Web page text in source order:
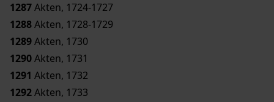
1287Akten, 1724-1727
1288Akten, 1728-1729
1289Akten, 1730
1290Akten, 1731
1291 Akten, 1732
1292Akten, 1733